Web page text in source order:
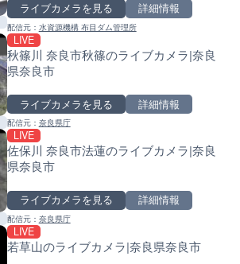
ライブカメラを見る 詳細情報
配信元： 水資源機構 布目ダム管理所
LIVE
秋篠川 奈良市秋篠のライブカメラ|奈良
県奈良市
ライブカメラを見る 詳細情報
配信元： 奈良県庁
LIVE
佐保川 奈良市法蓮のライブカメラ|奈良
県奈良市
ライブカメラを見る 詳細情報
配信元： 奈良県庁
LIVE
若草山のライブカメラ|奈良県奈良市